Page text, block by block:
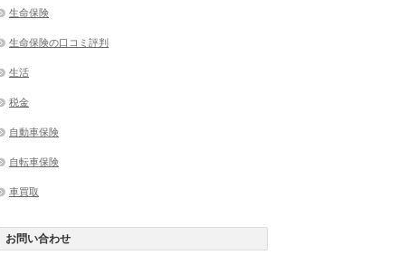
生命保険
生命保険の口コミ評判
生活
税金
自動車保険
自転車保険
車買取
お問い合わせ